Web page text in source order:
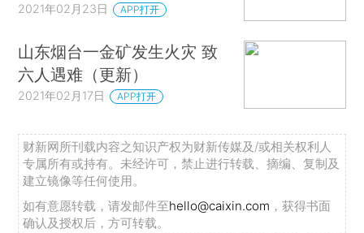
2021年02月23日 APP打开
山东烟台一金矿发生火灾 致
六人遇难（更新）
2021年02月17日 APP打开
财新网所刊载内容之知识产权为财新传媒及/或相关权利人
专属所有或持有。未经许可，禁止进行转载、摘编、复制及
建立镜像等任何使用。
如有意愿转载，请发邮件至hello@caixin.com ，获得书面
确认及授权后，方可转载。